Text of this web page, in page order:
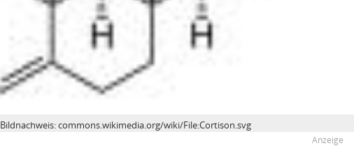
commons.wikimedia.org/wiki/File:Cortison.svg